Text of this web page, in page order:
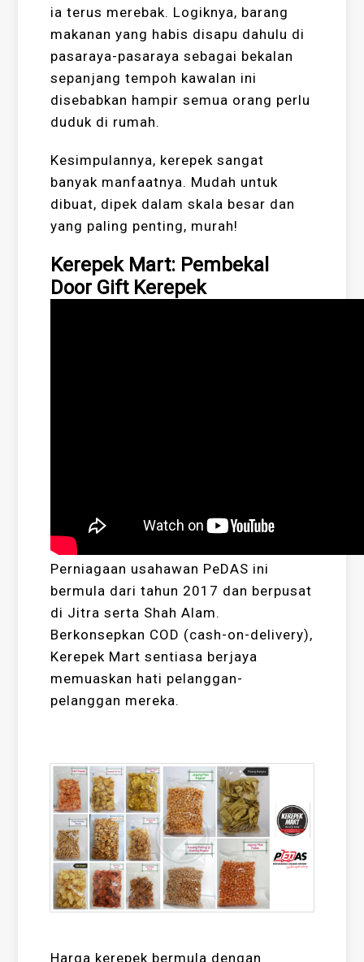
ia terus merebak. Logiknya, barang
makanan yang habis disapu dahulu di
pasaraya-pasaraya sebagai bekalan
sepanjang tempoh kawalan ini
disebabkan hampir semua orang perlu
duduk di rumah.
Kesimpulannya, kerepek sangat
banyak manfaatnya. Mudah untuk
dibuat, dipek dalam skala besar dan
yang paling penting, murah!
Kerepek Mart: Pembekal
Door Gift Kerepek
Perniagaan usahawan PeDAS ini
bermula dari tahun 2017 dan berpusat
di Jitra serta Shah Alam.
Berkonsepkan COD (cash-on-delivery),
Kerepek Mart sentiasa berjaya
memuaskan hati pelanggan-
pelanggan mereka.
Harga kerepek bermula dengan